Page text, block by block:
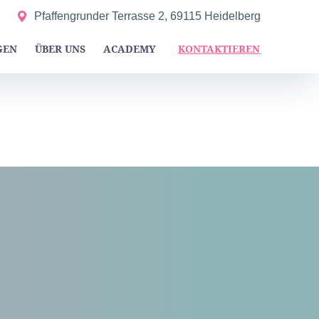
Pfaffengrunder Terrasse 2, 69115 Heidelberg
ÜBER UNS ACADEMY KONTAKTIEREN